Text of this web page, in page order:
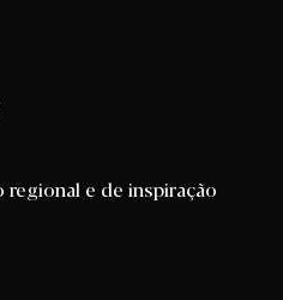
e de inspiração